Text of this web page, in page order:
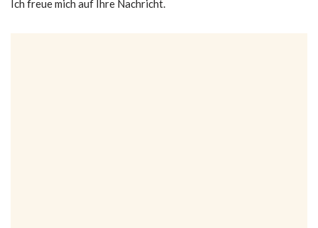
Ich freue mich auf Ihre Nachricht.